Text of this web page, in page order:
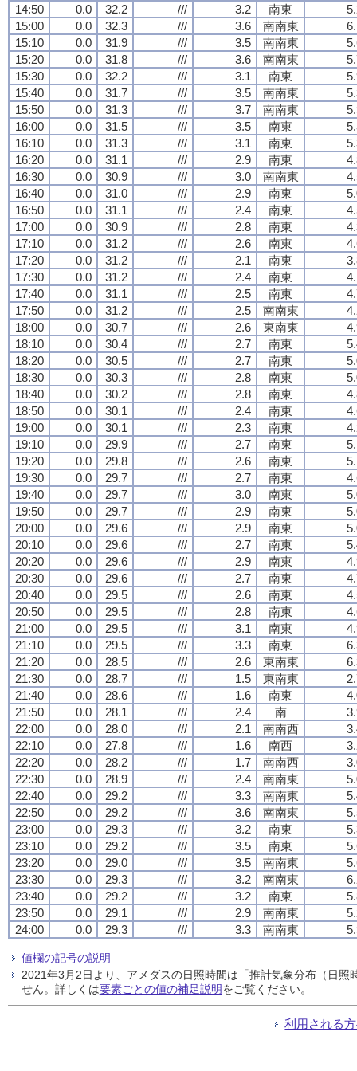
14:50 0.0 32.2 /// 3.2 南東
15:00
0.0 32.3 /// 3.6 南南東
15:10
0.0 31.9 /// 3.5 南南東
15:20
0.0 31.8 /// 3.6 南南東
15:30
0.0 32.2 /// 3.1 南東
15:40
0.0 31.7 /// 3.5 南南東
15:50
0.0 31.3 /// 3.7 南南東
16:00
0.0 31.5 /// 3.5 南東
16:10
0.0 31.3 /// 3.1 南東
16:20
0.0 31.1 /// 2.9 南東
16:30
0.0 30.9 /// 3.0 南南東
16:40
0.0 31.0 /// 2.9 南東
16:50
0.0 31.1 /// 2.4 南東
17:00
0.0 30.9 /// 2.8 南東
17:10
0.0 31.2 /// 2.6 南東
17:20
0.0 31.2 /// 2.1 南東
17:30
0.0 31.2 /// 2.4 南東
17:40
0.0 31.1 /// 2.5 南東
17:50
0.0 31.2 /// 2.5 南南東
18:00
0.0 30.7 /// 2.6 東南東
18:10
0.0 30.4 /// 2.7 南東
18:20
0.0 30.5 /// 2.7 南東
18:30
0.0 30.3 /// 2.8 南東
18:40
0.0 30.2 /// 2.8 南東
18:50
0.0 30.1 /// 2.4 南東
19:00
0.0 30.1 /// 2.3 南東
19:10
0.0 29.9 /// 2.7 南東
19:20
0.0 29.8 /// 2.6 南東
19:30
0.0 29.7 /// 2.7 南東
19:40
0.0 29.7 /// 3.0 南東
19:50
0.0 29.7 /// 2.9 南東
20:00
0.0 29.6 /// 2.9 南東
20:10
0.0 29.6 /// 2.7 南東
20:20
0.0 29.6 /// 2.9 南東
20:30
0.0 29.6 /// 2.7 南東
20:40
0.0 29.5 /// 2.6 南東
20:50
0.0 29.5 /// 2.8 南東
21:00
0.0 29.5 /// 3.1 南東
21:10
0.0 29.5 /// 3.3 南東
21:20
0.0 28.5 /// 2.6 東南東
21:30
0.0 28.7 /// 1.5 東南東
21:40
0.0 28.6 /// 1.6 南東
21:50
0.0 28.1 /// 2.4 南
22:00
0.0 28.0 /// 2.1 南南西
22:10
0.0 27.8 /// 1.6 南西
22:20
0.0 28.2 /// 1.7 南南西
22:30
0.0 28.9 /// 2.4 南南東
22:40
0.0 29.2 /// 3.3 南南東
22:50
0.0 29.2 /// 3.6 南南東
23:00
0.0 29.3 /// 3.2 南東
23:10
0.0 29.2 /// 3.5 南東
23:20
0.0 29.0 /// 3.5 南南東
23:30
0.0 29.3 /// 3.2 南南東
23:40
0.0 29.2 /// 3.2 南東
23:50
0.0 29.1 /// 2.9 南南東
24:00
0.0 29.3 /// 3.3 南南東
値欄の記号の説明
2021年3月2日より、アメダスの日照時間は「推計気象分布（日
せん。詳しくは要素ごとの値の補足説明をご覧ください。
利用される